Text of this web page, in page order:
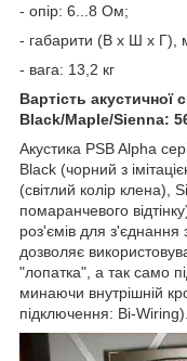
- опір: 6...8 Ом;
- габарити (В х Ш х Г),
- вага: 13,2 кг
Вартість акустичної
Black/Maple/Sienna:
Акустика PSB Alpha
Black (чорний з
(світлий колір клена),
помаранчевого
роз'ємів для
дозволяє
"лопатка", а так само
минаючи внутрішній
підключення: Bi-Wiring).